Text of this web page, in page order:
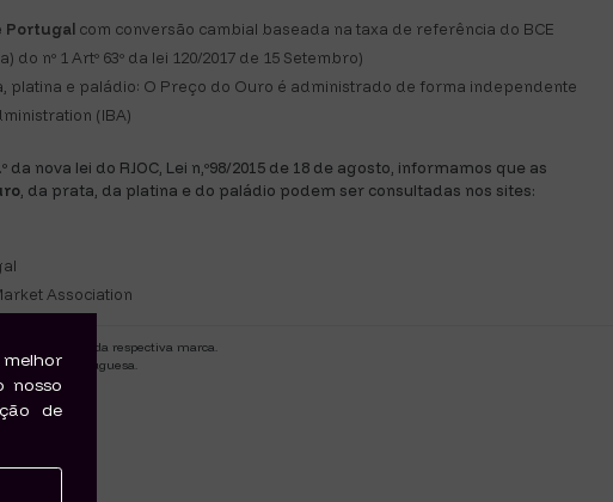
Portugal com conversão cambial baseada na taxa de referência do BCE
do nº 1 Artº 63º da lei 120/2017 de 15 Setembro)
platina e paládio: O Preço do Ouro é administrado de forma independente
(IBA)
da nova lei do RJOC, Lei n,º98/2015 de 18 de agosto, informamos que as
, da prata, da platina e do paládio podem ser consultadas nos sites:
Association
Autenticidade da respectiva marca.
legislação portuguesa.
nosso
de